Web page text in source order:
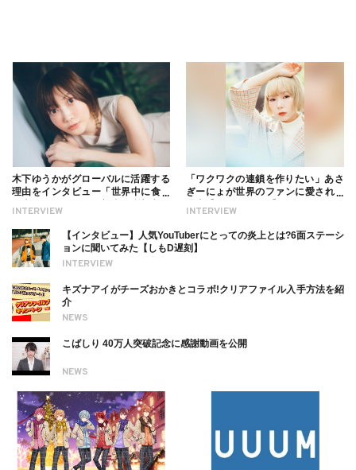
INTERVIEW
木下ゆうかがグローバルに活躍する
理由をインタビュー「世界中に食べ
ついても
INTERVIEW
「ワクワクの連鎖を作りたい」あさ
ぎーにょが世界のファンに愛される
INTERVIEW
【インタビュー】人気YouTuberにとっての炎上とは?6面ステーシ
ョンに聞いてみた【しもD遅刻】
NEWS
キズナアイがチーズおかきとコラボ!クリアファイル入手方法を紹
介
NEWS
こばしり 40万人突破記念に感謝動画を公開